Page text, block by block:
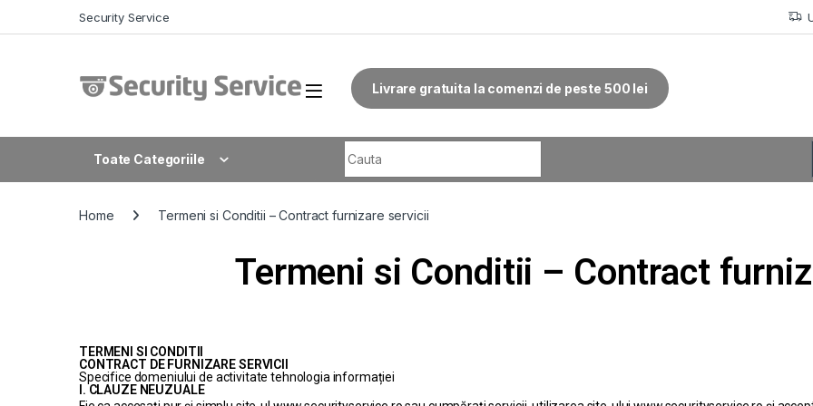
Security Service
Livrare gratuita la comenzi de peste 500 lei
Toate Categoriile
Home Termeni si Conditii – Contract furnizare servicii
Termeni si Conditii – Contract
TERMENI SI CONDITII
CONTRACT DE FURNIZARE SERVICII
Specifice domeniului de activitate tehnologia informației
I. CLAUZE NEUZUALE